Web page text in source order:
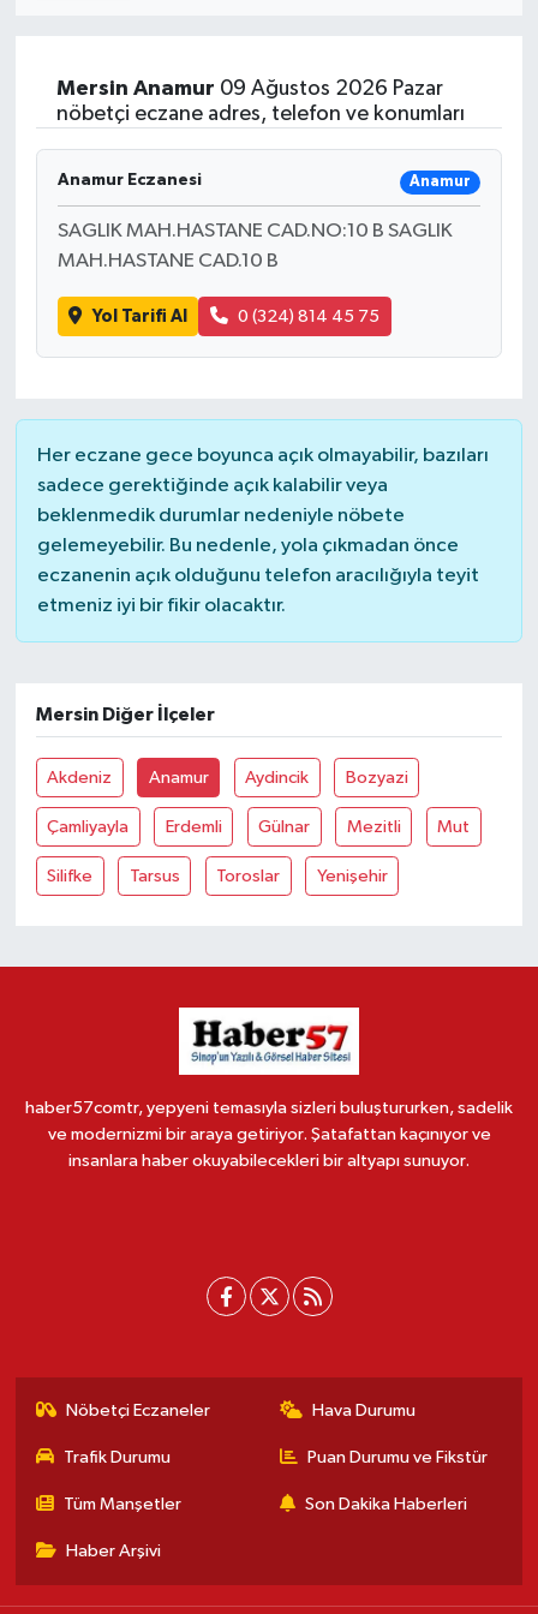
Mersin Anamur 09 Ağustos 2026 Pazar
nöbetçi eczane adres, telefon ve konumları
Anamur Eczanesi Anamur
SAGLIK MAH.HASTANE CAD.NO:10 B SAGLIK
MAH.HASTANE CAD.10 B
Yol Tarifi Al 0 (324) 814 45 75
Her eczane gece boyunca açık olmayabilir, bazıları
sadece gerektiğinde açık kalabilir veya
beklenmedik durumlar nedeniyle nöbete
gelemeyebilir. Bu nedenle, yola çıkmadan önce
eczanenin açık olduğunu telefon aracılığıyla teyit
etmeniz iyi bir fikir olacaktır.
Mersin Diğer İlçeler
Akdeniz Anamur Aydincik Bozyazi
Çamliyayla Erdemli Gülnar Mezitli Mut
Silifke Tarsus Toroslar Yenişehir
haber57comtr, yepyeni temasıyla sizleri buluştururken, sadelik
ve modernizmi bir araya getiriyor. Şatafattan kaçınıyor ve
insanlara haber okuyabilecekleri bir altyapı sunuyor.
Nöbetçi Eczaneler Hava Durumu
Trafik Durumu Puan Durumu ve Fikstür
Tüm Manşetler Son Dakika Haberleri
Haber Arşivi